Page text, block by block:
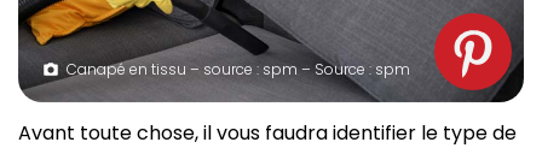
Canapé en tissu – source : spm – Source : spm
Avant toute chose, il vous faudra identifier le type de